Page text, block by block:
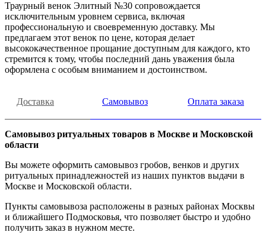
Траурный венок Элитный №30 сопровождается
исключительным уровнем сервиса, включая
профессиональную и своевременную доставку. Мы
предлагаем этот венок по цене, которая делает
высококачественное прощание доступным для каждого, кто
стремится к тому, чтобы последний дань уважения была
оформлена с особым вниманием и достоинством.
Доставка Самовывоз Оплата заказа
Самовывоз ритуальных товаров в Москве и Московской
области
Вы можете оформить самовывоз гробов, венков и других
ритуальных принадлежностей из наших пунктов выдачи в
Москве и Московской области.
Пункты самовывоза расположены в разных районах Москвы
и ближайшего Подмосковья, что позволяет быстро и удобно
получить заказ в нужном месте.